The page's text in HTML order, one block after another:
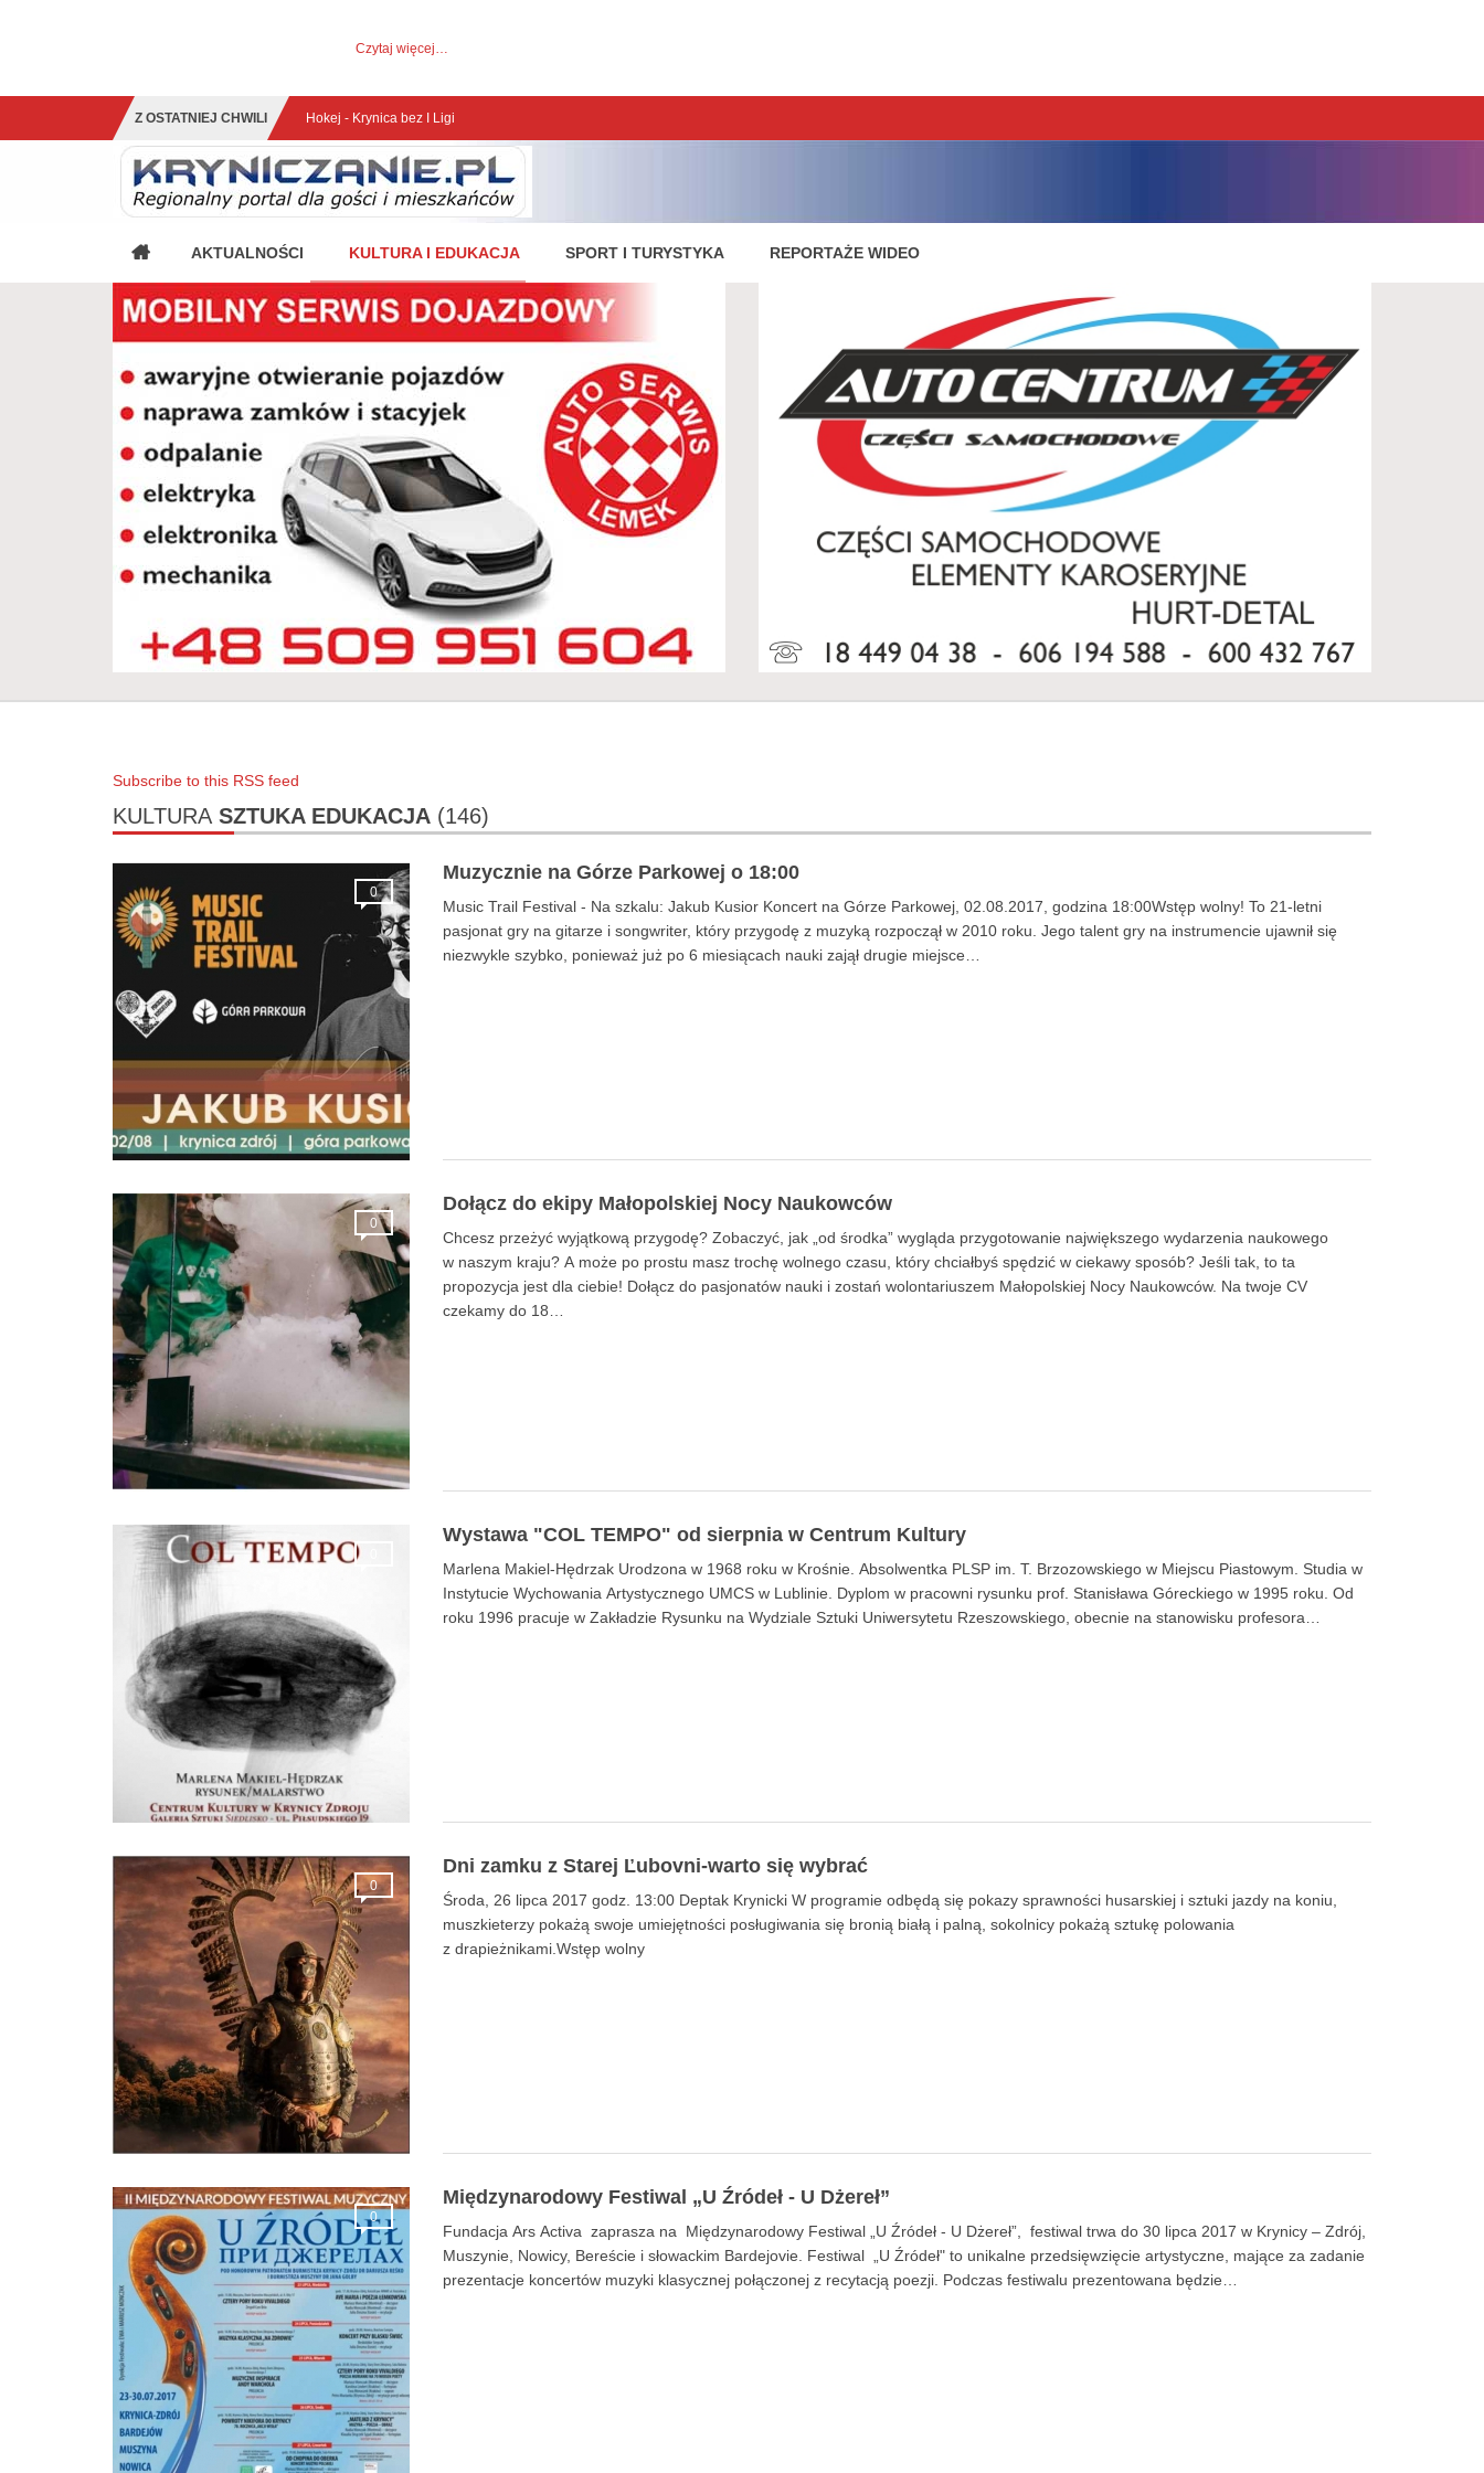
Czytaj więcej…
Z OSTATNIEJ CHWILI
AKTUALNOŚCI KULTURA I EDUKACJA SPORT I TURYSTYKA REPORTAŻE WIDEO
Subscribe to this RSS feed
KULTURA SZTUKA EDUKACJA (146)
0
Muzycznie na Górze Parkowej o 18:00
Music Trail Festival - Na szkalu: Jakub Kusior Koncert na Górze Parkowej, 02.08.2017, godzina 18:00Wstęp wolny! To 21-letni
pasjonat gry na gitarze i songwriter, który przygodę z muzyką rozpoczął w 2010 roku. Jego talent gry na instrumencie ujawnił się
niezwykle szybko, ponieważ już po 6 miesiącach nauki zajął drugie miejsce…
0
Dołącz do ekipy Małopolskiej Nocy Naukowców
Chcesz przeżyć wyjątkową przygodę? Zobaczyć, jak „od środka” wygląda przygotowanie największego wydarzenia naukowego
w naszym kraju? A może po prostu masz trochę wolnego czasu, który chciałbyś spędzić w ciekawy sposób? Jeśli tak, to ta
propozycja jest dla ciebie! Dołącz do pasjonatów nauki i zostań wolontariuszem Małopolskiej Nocy Naukowców. Na twoje CV
czekamy do 18…
Wystawa "COL TEMPO" od sierpnia w Centrum Kultury
Marlena Makiel-Hędrzak Urodzona w 1968 roku w Krośnie. Absolwentka PLSP im. T. Brzozowskiego w Miejscu Piastowym. Studia w
Instytucie Wychowania Artystycznego UMCS w Lublinie. Dyplom w pracowni rysunku prof. Stanisława Góreckiego w 1995 roku. Od
roku 1996 pracuje w Zakładzie Rysunku na Wydziale Sztuki Uniwersytetu Rzeszowskiego, obecnie na stanowisku profesora…
0
Dni zamku z Starej Ľubovni-warto się wybrać
Środa, 26 lipca 2017 godz. 13:00 Deptak Krynicki W programie odbędą się pokazy sprawności husarskiej i sztuki jazdy na koniu,
muszkieterzy pokażą swoje umiejętności posługiwania się bronią białą i palną, sokolnicy pokażą sztukę polowania
z drapieżnikami.Wstęp wolny
0
Międzynarodowy Festiwal „U Źródeł - U Dżereł”
Fundacja Ars Activa zaprasza na Międzynarodowy Festiwal „U Źródeł - U Dżereł”, festiwal trwa do 30 lipca 2017 w Krynicy – Zdrój,
Muszynie, Nowicy, Bereście i słowackim Bardejovie. Festiwal „U Źródeł" to unikalne przedsięwzięcie artystyczne, mające za zadanie
prezentacje koncertów muzyki klasycznej połączonej z recytacją poezji. Podczas festiwalu prezentowana będzie…